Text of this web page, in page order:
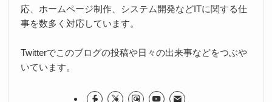
応、ホームページ制作、システム開発などITに関する仕
事を数多く対応しています。
Twitterでこのブログの投稿や日々の出来事などをつぶや
いています。